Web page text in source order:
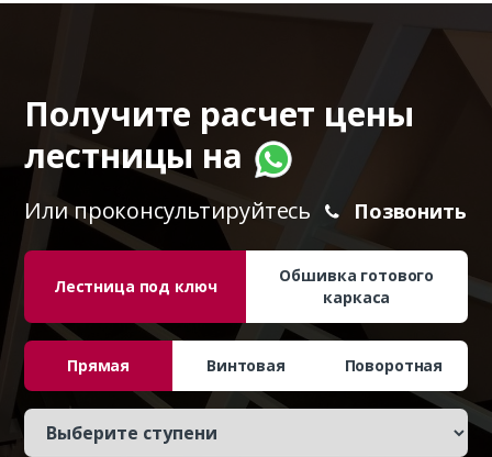
Получите расчет цены
лестницы на
Или проконсультируйтесь Позвонить
Лестница под ключ
Обшивка готового
каркаса
Прямая Винтовая Поворотная